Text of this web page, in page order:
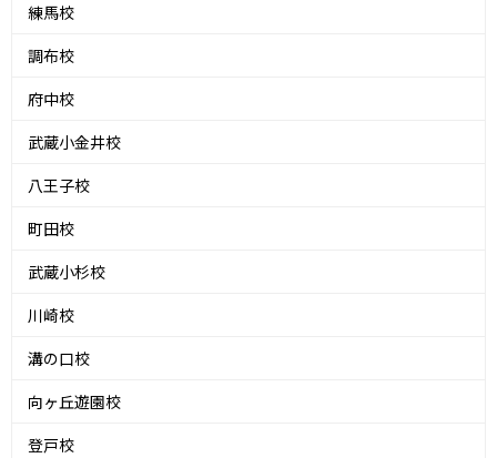
練馬校
調布校
府中校
武蔵小金井校
八王子校
町田校
武蔵小杉校
川崎校
溝の口校
向ヶ丘遊園校
登戸校